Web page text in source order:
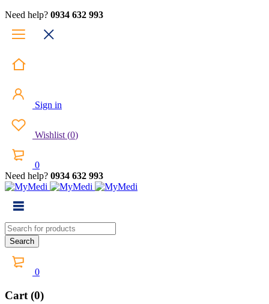
Need help? 0934 632 993
Sign in
Wishlist (0)
0
Need help? 0934 632 993
0
Cart (0)